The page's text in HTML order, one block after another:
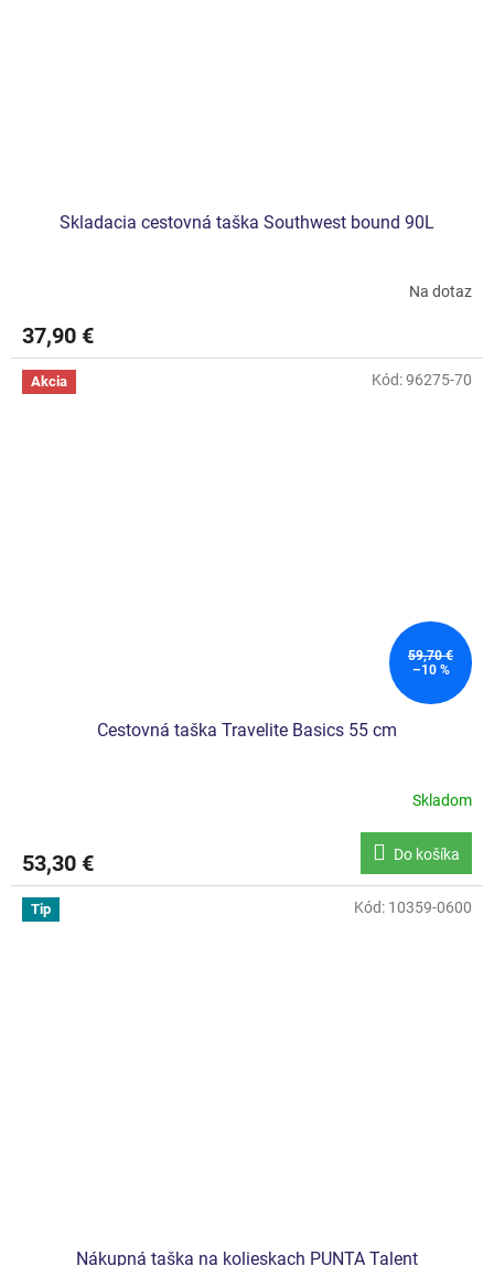
Skladacia cestovná taška Southwest bound 90L
Na dotaz
37,90 €
Akcia
59,70 €
–10 %
Cestovná taška Travelite Basics 55 cm
Skladom
53,30 € Do košíka
Kód:96275-70
Tip
Nákupná taška na kolieskach PUNTA Talent
Kód: 10359-0600